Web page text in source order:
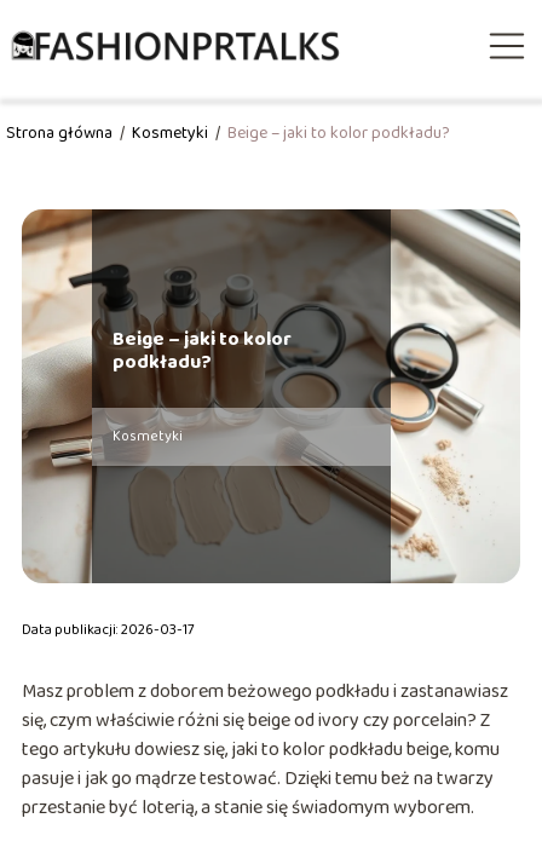
Strona główna / Kosmetyki / Beige – jaki to kolor podkładu?
Beige – jaki to kolor
podkładu?
Kosmetyki
Data publikacji: 2026-03-17
Masz problem z doborem beżowego podkładu i zastanawiasz
się, czym właściwie różni się beige od ivory czy porcelain? Z
tego artykułu dowiesz się, jaki to kolor podkładu beige, komu
pasuje i jak go mądrze testować. Dzięki temu beż na twarzy
przestanie być loterią, a stanie się świadomym wyborem.